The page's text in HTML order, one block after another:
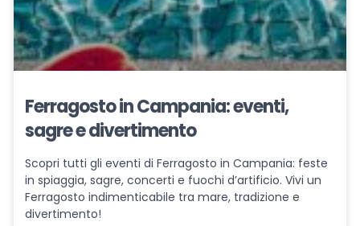
Ferragosto in Campania: eventi,
sagre e divertimento
Scopri tutti gli eventi di Ferragosto in Campania: feste
in spiaggia, sagre, concerti e fuochi d’artificio. Vivi un
Ferragosto indimenticabile tra mare, tradizione e
divertimento!